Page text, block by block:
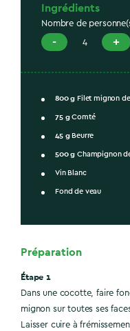
Ingrédients
Nombre de
- 4 +
800g Filet mignon de
75g Comté
45g Beurre
500g Champignon
Vin Blanc
Fond de veau
Préparation
Étape 1
Dans une cocotte, faire
mignon sur toutes ses
Laisser cuire à